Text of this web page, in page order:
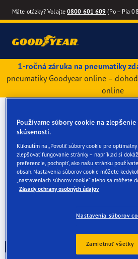
Máte otázky? Volajte0800 601 609 (Po – Pia
1-ročná záruka na pneumatiky
pneumatiky Goodyear online –
online
Pneumatiky
Používame súbory cookie na zlepšenie
skúsenosti.
Kliknutím na „Povoliť súbory cookie pre
zlepšovať fungovanie stránky – napríklad si
preferencie, pochopiť, ako našu stránku
obsah. Nastavenia súborov cookie môžete
„nastaveniach súborov cookie“ alebo sa môžete
Zásady ochrany osobných údajov
Nastavenia súborov
Zamietnuť všetky